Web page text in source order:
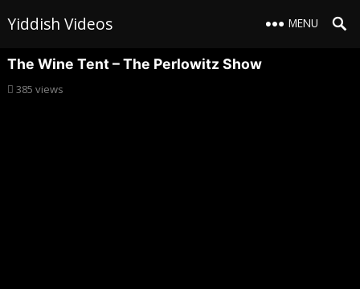
Yiddish Videos MENU
The Wine Tent – The Perlowitz Show
385 views